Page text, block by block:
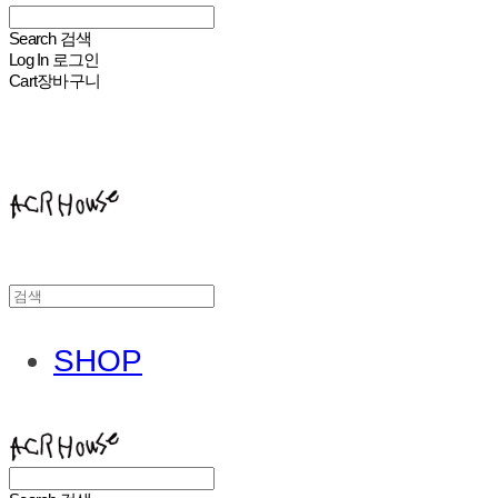
Search 검색
Log In 로그인
Cart장바구니
SHOP